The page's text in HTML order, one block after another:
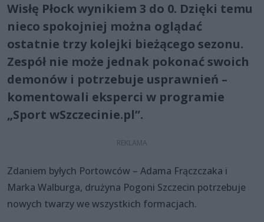
Wisłę Płock wynikiem 3 do 0. Dzięki temu
nieco spokojniej można oglądać
ostatnie trzy kolejki bieżącego sezonu.
Zespół nie może jednak pokonać swoich
demonów i potrzebuje usprawnień –
komentowali eksperci w programie
„Sport wSzczecinie.pl”.
Zdaniem byłych Portowców – Adama Frączczaka i
Marka Walburga, drużyna Pogoni Szczecin potrzebuje
nowych twarzy we wszystkich formacjach.